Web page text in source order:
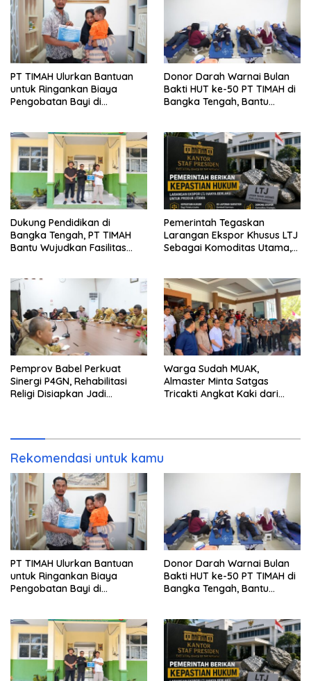
PT TIMAH Ulurkan Bantuan
untuk Ringankan Biaya
Pengobatan Bayi di
Donor Darah Warnai Bulan
Bakti HUT ke-50 PT TIMAH di
Bangka Tengah, Bantu
Dukung Pendidikan di
Bangka Tengah, PT TIMAH
Bantu Wujudkan Fasilitas
Pemerintah Tegaskan
Larangan Ekspor Khusus LTJ
Sebagai Komoditas Utama,
Pemprov Babel Perkuat
Sinergi P4GN, Rehabilitasi
Religi Disiapkan Jadi
Warga Sudah MUAK,
Almaster Minta Satgas
Tricakti Angkat Kaki dari
Rekomendasi untuk kamu
PT TIMAH Ulurkan Bantuan
untuk Ringankan Biaya
Pengobatan Bayi di
Donor Darah Warnai Bulan
Bakti HUT ke-50 PT TIMAH di
Bangka Tengah, Bantu